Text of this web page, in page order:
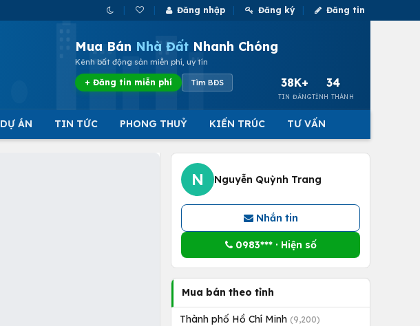
Đăng nhập Đăng ký Đăng tin
Mua Bán Nhà Đất Nhanh Chóng
Kênh bất động sản miễn phí, uy tín
+ Đăng tin miễn phí Tìm BĐS 38K+
TIN ĐĂNG
34
TỈNH THÀNH
DỰ ÁN TIN TỨC PHONG THUỶ KIẾN TRÚC TƯ VẤN
N Nguyễn Quỳnh Trang
Nhắn tin
0983*** · Hiện số
Mua bán theo tỉnh
Thành phố Hồ Chí Minh (9,200)